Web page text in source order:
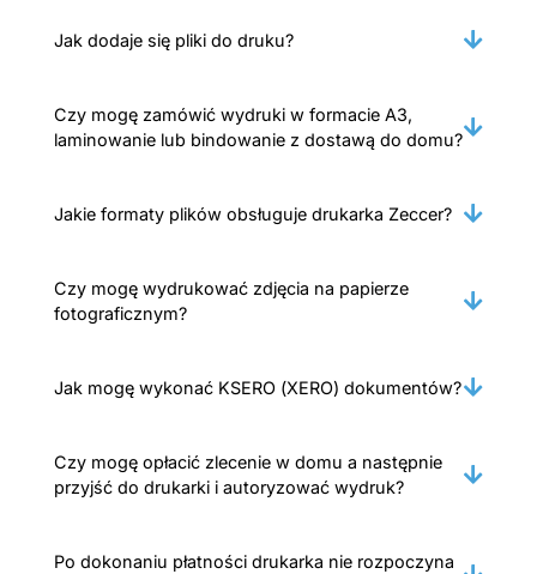
Jak dodaje się pliki do druku?
Czy mogę zamówić wydruki w formacie A3,
laminowanie lub bindowanie z dostawą do domu?
Jakie formaty plików obsługuje drukarka Zeccer?
Czy mogę wydrukować zdjęcia na papierze
fotograficznym?
Jak mogę wykonać KSERO (XERO) dokumentów?
Czy mogę opłacić zlecenie w domu a następnie
przyjść do drukarki i autoryzować wydruk?
Po dokonaniu płatności drukarka nie rozpoczyna